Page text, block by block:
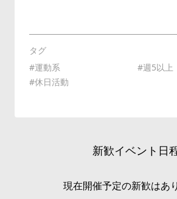
新歓イベント日
現在開催予定の新歓はあ
タグ
運動系
週5以上
休日活動